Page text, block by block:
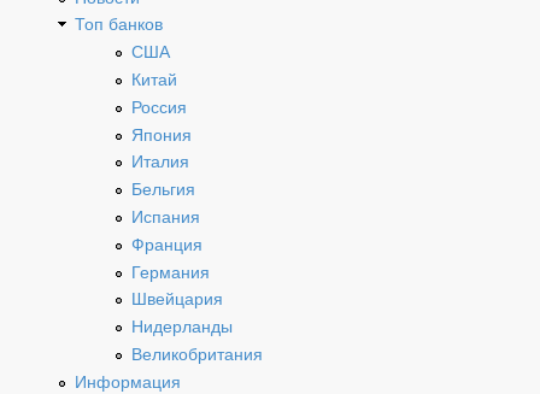
Топ банков
США
Китай
Россия
Япония
Италия
Бельгия
Испания
Франция
Германия
Швейцария
Нидерланды
Великобритания
Информация